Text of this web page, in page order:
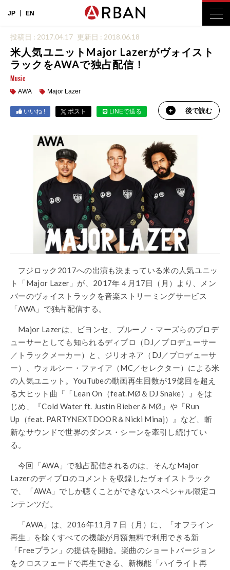
JP EN
投稿日 : 2017.04.17 更新日 : 2018.06.18
米人気ユニットMajor Lazerがヴォイスト
ラックをAWAで独占配信！
Music
AWA Major Lazer
いいね ! ポスト LINEで送る 後で読む
フジロック 2017への出演も決まっている米の人気ユニッ
ト「Major Lazer 」が、 2017年４月 17日（月）より、メン
バーのヴォイストラックを音楽ストリーミングサービス
「AWA 」で独占配信する。
Major Lazerは、ビヨンセ、ブルーノ・マーズらのプロデ
ューサーとしても知られるディプロ（DJ ／プロデューサー
／トラックメーカー）と、ジリオネア（ DJ ／プロデューサ
ー）、ウォルシー・ファイア（MC ／セレクター）による米
の人気ユニット。 YouTubeの動画再生回数が19億回を超え
る大ヒット曲『「Lean On （feat.MØ ＆ DJ Snake）』をは
じめ、『Cold Water ft. Justin Bieber＆ MØ』や『Run
Up （feat. PARTYNEXTDOOR ＆ Nicki Minaj）』など、斬
新なサウンドで世界のダンス・シーンを牽引し続けてい
る。
今回「AWA」で独占配信されるのは、そんなMajor
Lazerのディプロのコメントを収録したヴォイストラック
で、「AWA」でしか聴くことができないスペシャル限定コ
ンテンツだ。
「AWA 」は、 2016年11 月７日（月）に、「オフライン
再生」を除くすべての機能が月額無料で利用できる新
「Freeプラン」の提供を開始。楽曲のショートバージョン
をクロスフェードで再生できる、新機能「ハイライト再